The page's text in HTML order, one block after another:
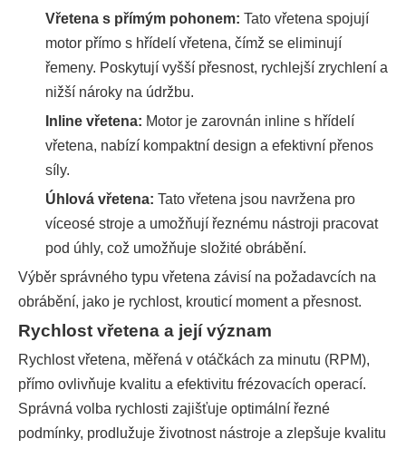
Vřetena s přímým pohonem: Tato vřetena spojují
motor přímo s hřídelí vřetena, čímž se eliminují
řemeny. Poskytují vyšší přesnost, rychlejší zrychlení a
nižší nároky na údržbu.
Inline vřetena: Motor je zarovnán inline s hřídelí
vřetena, nabízí kompaktní design a efektivní přenos
síly.
Úhlová vřetena: Tato vřetena jsou navržena pro
víceosé stroje a umožňují řeznému nástroji pracovat
pod úhly, což umožňuje složité obrábění.
Výběr správného typu vřetena závisí na požadavcích na
obrábění, jako je rychlost, krouticí moment a přesnost.
Rychlost vřetena a její význam
Rychlost vřetena, měřená v otáčkách za minutu (RPM),
přímo ovlivňuje kvalitu a efektivitu frézovacích operací.
Správná volba rychlosti zajišťuje optimální řezné
podmínky, prodlužuje životnost nástroje a zlepšuje kvalitu